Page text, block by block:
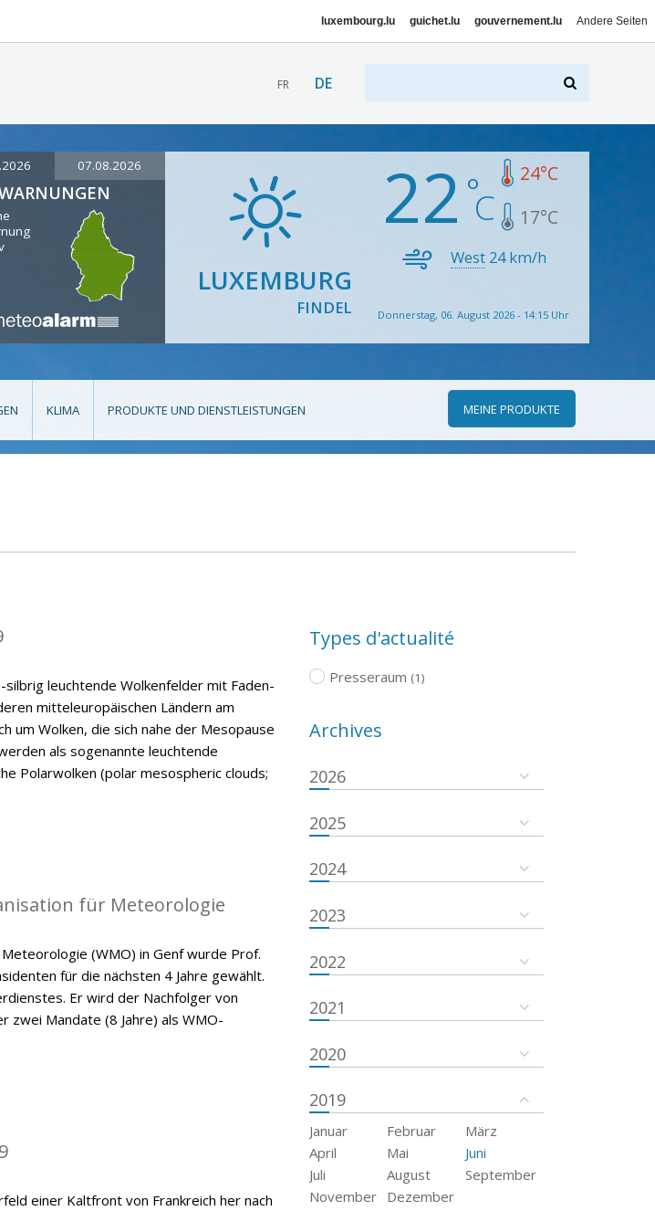
luxembourg.lu guichet.lu gouvernement.lu Andere Seiten
FR DE
07.08.2026
LUXEMBURG
FINDEL
22 24°C
17°C
West 24km/h
Donnerstag, 06. August 2026 - 14:15 Uhr
KLIMA PRODUKTE UND DIENSTLEISTUNGEN MEINE PRODUKTE
leuchtende Wolkenfelder mit Faden-
mitteleuropäischen Ländern am
um Wolken, die sich nahe der Mesopause
als sogenannte leuchtende
Polarwolken (polar mesospheric clouds;
für Meteorologie
(WMO) in Genf wurde Prof.
für die nächsten 4 Jahre gewählt.
Er wird der Nachfolger von
zwei Mandate (8 Jahre) als WMO-
einer Kaltfront von Frankreich her nach
Types d'actualité
Presseraum (1)
Archives
2026
2025
2024
2023
2022
2021
2020
2019
Januar Februar
März
April
Mai
Juni
Juli
August
September
November
Dezember